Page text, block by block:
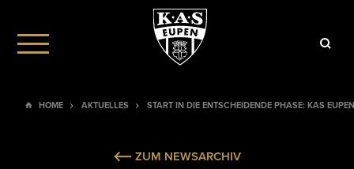
HOME AKTUELLES START IN DIE ENTSCHEIDENDE PHASE: KAS
ZUM NEWSARCHIV